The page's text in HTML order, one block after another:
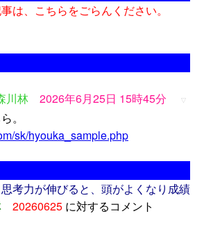
は、こちらをごらんください。
川林 2026年6月25日 15時45分 ▽
。
sk/hyouka_sample.php
考力が伸びると、頭がよくなり成績
20260625 に対するコメント